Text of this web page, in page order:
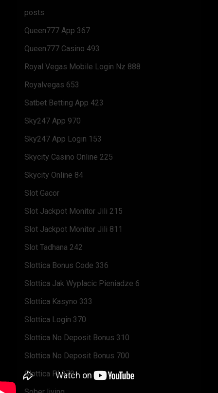
posts
Queen777 App 367
Queen777 Casino 493
Royal Vegas Mobile Login Nz 888
Royalvegas 653
Satbet Betting App 423
Sky247 App 970
Sky247 App Login 153
Skycity Casino Online 225
Skycity Online 84
Slot Gacor
Slot Jackpot Monitor Jili 215
Slot Jackpot Monitor Jili 811
Slot Tadhana 242
Slottica Bonus Code 336
Slottica Jak Wyplacic Pieniadze 6
Slottica Kasyno 333
Slottica Login 370
Slottica No Deposit Bonus 310
Slottica No Deposit Bonus 700
Slottica Pl 379